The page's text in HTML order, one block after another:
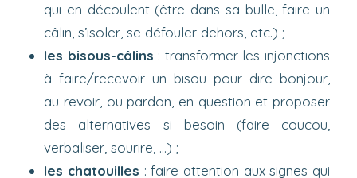
qui en découlent (être dans sa bulle, faire un
câlin, s’isoler, se défouler dehors, etc.) ;
les bisous-câlins : transformer les injonctions
à faire/recevoir un bisou pour dire bonjour,
au revoir, ou pardon, en question et proposer
des alternatives si besoin (faire coucou,
verbaliser, sourire, …) ;
les chatouilles : faire attention aux signes qui